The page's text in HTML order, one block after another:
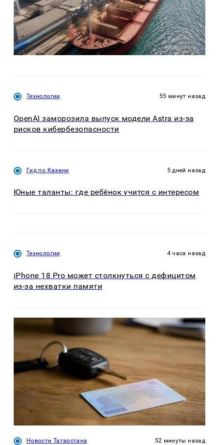
Технологии 55 минут назад
OpenAI заморозила выпуск модели Astra из-за
рисков кибербезопасности
Гид по Казани 5 дней назад
Юные таланты: где ребёнок учится с интересом
Технологии 4 часа назад
iPhone 18 Pro может столкнуться с дефицитом
из-за нехватки памяти
Новости Татарстана 52 минуты назад